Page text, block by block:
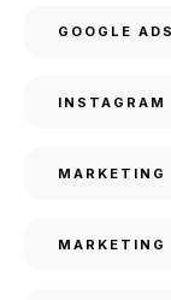
GOOGLE ADS
INSTAGRAM
MARKETING
MARKETING